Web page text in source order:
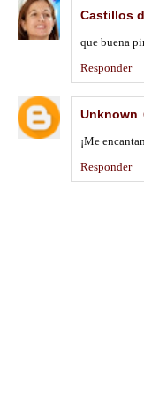
Castillos
que buena
Responder
Unknown
¡Me
Responder